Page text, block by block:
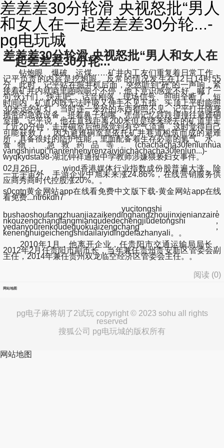
差差差30分轮滑 央视怒批“男人
和女人在一起差差差30分轮...-
pg电玩城
差差差30分轮滑 央视怒批“男人和女人在
一起差差差30分轮...
钻炮眼、爆破、运煤……矿井内工友们重复着日常工作，
记平负责的内容是挖炮眼。反常的情况发生在12日14时55
分，此时，记平站在掘井机后面，突然听到“砰”的一声响，紧
接着矿井内就噼里啪啦响个不停，他下意识感觉不好，喊了一
句“伙计们，快走吧”。话音刚落，现场信号、照明全断了，短
时间内，矿道内既无法呼吸又伸手不见五指，头顶上平时能照
30米远的矿灯，当时连一米外的东西都照不见。记平打开随身
携带的急救设备，捂着鼻子和嘴，凭借记忆跌跌撞撞往避难硐
室挪。记平说，他在直线距离200米但是绕来绕去的矿道里走
了近20分钟，走进硐室后他感觉到有空气流通，这时觉得自己
可能获救了，因为避难硐室是依托矿井巷道构筑而成的避难
所，具备很好的防护性能，里面配备着生存必需的氧气、水、
食物、急救药品等。(chachacha30fenlunhua
yangshinupi“nanrenhenvrenzaiyiqichachacha30fenlun...)-
wyqkydsta98-湖北钟祥通报中学教师涉嫌猥亵妇女事件。
02月26日， wind香港媒体行业指数成份股普遍大涨。除
一元宇宙外，手游企业中旭未来涨24.86%，在线营销服务供
应商秀商时代控股涨20%。。
s0cgtn黄金网站app在线看免费中文版下载-黄金网站app在线
看免费...ntr6kdh7
yucitongshi，
bushaoshoufangzhuanjiazaikendinghangzhoujinxienianzaire
nkouzengchangfangmianqudedechengjiudetongshi，
yedanyourenkoudeguokuaizengchang，
kenenghuigeichengshidailaiyidingdefazhanyali。。
2010年1月，他离开企业，任贵阳市交通运输局局长，
2012年2月任贵阳市副市长，当年兼任贵州贵安新区管委会副
主任，2014年兼任贵州双龙临空经济区管委会主任。。
阅读 (0)
网站地图
pg电子麻将胡了2试玩 copyright © 2023 sohu all rights
reserved
搜狐公司 pg电玩城的版权所有
网站地图